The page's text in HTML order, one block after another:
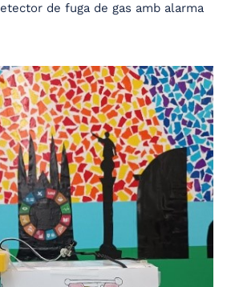
de fuga de gas amb alarma